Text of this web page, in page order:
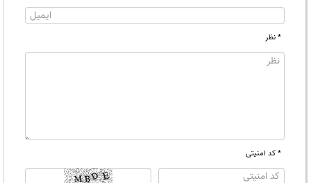
* نظر
* کد امنیتی